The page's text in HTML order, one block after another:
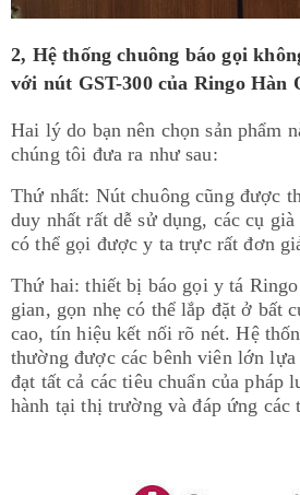
2, Hệ thống chuông báo gọi
với nút GST-300 của Ringo Hàn
Hai lý do bạn nên chọn sản phẩm
chúng tôi đưa ra như sau:
Thứ nhất: Nút chuông cũng được
duy nhất rất dễ sử dụng, các cụ
có thể gọi được y ta trực rất đơn
Thứ hai: thiết bị báo gọi y tá
gian, gọn nhẹ có thể lắp đặt ở bất
cao, tín hiệu kết nối rõ nét. Hệ
thường được các bênh viên lớn
đạt tất cả các tiêu chuẩn của pháp
hành tại thị trường và đáp ứng các